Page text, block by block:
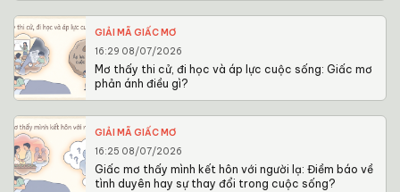
GIẢI MÃ GIẤC MƠ
16:29 08/07/2026
Mơ thấy thi cử, đi học và áp lực cuộc sống: Giấc mơ
phản ánh điều gì?
GIẢI MÃ GIẤC MƠ
16:25 08/07/2026
Giấc mơ thấy mình kết hôn với người lạ: Điềm báo về
tình duyên hay sự thay đổi trong cuộc sống?